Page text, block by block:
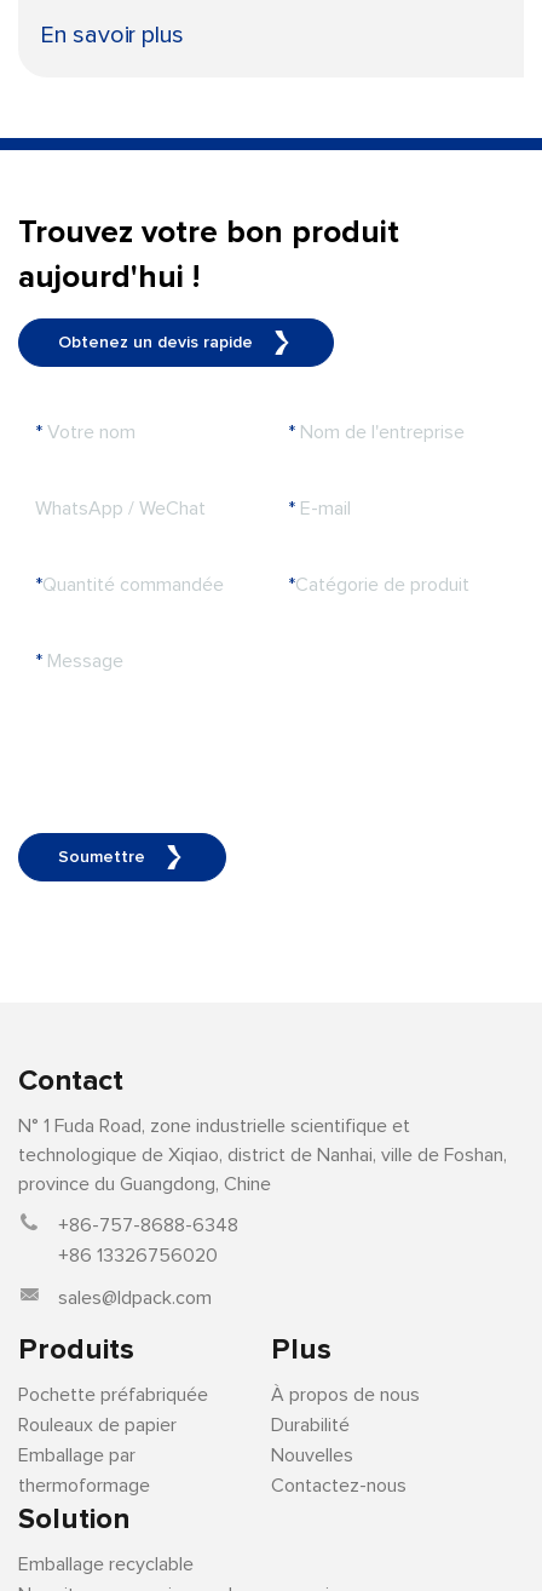
En savoir plus
Trouvez votre bon produit
aujourd'hui !
Obtenez un devis rapide
* Votre nom * Nom de l'entreprise
WhatsApp / WeChat * E-mail
*Quantité commandée *Catégorie de produit
* Message
Soumettre
Contact
N° 1 Fuda Road, zone industrielle scientifique et
technologique de Xiqiao, district de Nanhai, ville de Foshan,
province du Guangdong, Chine
+86-757-8688-6348
+86 13326756020
sales@ldpack.com
Produits
Pochette préfabriquée
Rouleaux de papier
Emballage par
thermoformage
Solution
Emballage recyclable
Plus
À propos de nous
Durabilité
Nouvelles
Contactez-nous